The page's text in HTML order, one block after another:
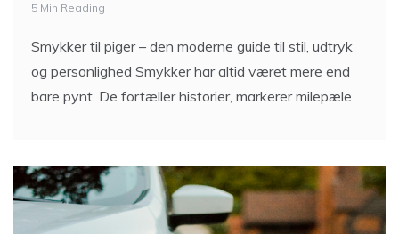
5 Min Reading
Smykker til piger – den moderne guide til stil, udtryk
og personlighed Smykker har altid været mere end
bare pynt. De fortæller historier, markerer milepæle